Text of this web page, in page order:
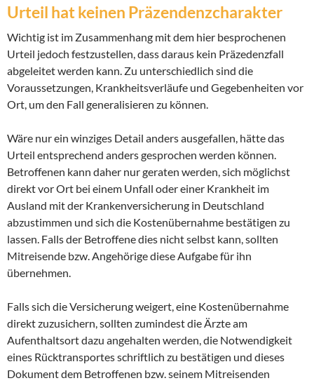
Urteil hat keinen Präzendenzcharakter
Wichtig ist im Zusammenhang mit dem hier besprochenen
Urteil jedoch festzustellen, dass daraus kein Präzedenzfall
abgeleitet werden kann. Zu unterschiedlich sind die
Voraussetzungen, Krankheitsverläufe und Gegebenheiten vor
Ort, um den Fall generalisieren zu können.
Wäre nur ein winziges Detail anders ausgefallen, hätte das
Urteil entsprechend anders gesprochen werden können.
Betroffenen kann daher nur geraten werden, sich möglichst
direkt vor Ort bei einem Unfall oder einer Krankheit im
Ausland mit der Krankenversicherung in Deutschland
abzustimmen und sich die Kostenübernahme bestätigen zu
lassen. Falls der Betroffene dies nicht selbst kann, sollten
Mitreisende bzw. Angehörige diese Aufgabe für ihn
übernehmen.
Falls sich die Versicherung weigert, eine Kostenübernahme
direkt zuzusichern, sollten zumindest die Ärzte am
Aufenthaltsort dazu angehalten werden, die Notwendigkeit
eines Rücktransportes schriftlich zu bestätigen und dieses
Dokument dem Betroffenen bzw. seinem Mitreisenden